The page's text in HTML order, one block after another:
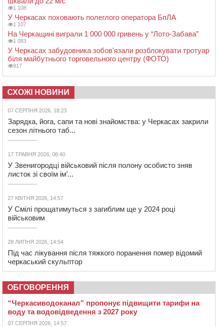
1 108
У Черкасах поховають полеглого оператора БпЛА
1 107
На Черкащині виграли 1 000 000 гривень у “Лото-Забава”
1 083
У Черкасах забудовника зобов’язали розблокувати тротуар
біля майбутнього торговельного центру (ФОТО)
917
СХОЖІ НОВИНИ
07 СЕРПНЯ 2026, 18:23
Зарядка, йога, сапи та нові знайомства: у Черкасах закрили
сезон літнього таб...
17 ТРАВНЯ 2026, 08:40
У Звенигородці військовий після полону особисто зняв
листок зі своїм ім’...
27 КВІТНЯ 2026, 14:57
У Смілі прощатимуться з загиблим ще у 2024 році
військовим
28 ЛИПНЯ 2026, 14:54
Під час лікування після тяжкого поранення помер відомий
черкаський скульптор
ОБГОВОРЕННЯ
“Черкасиводоканал” пропонує підвищити тарифи на
воду та водовідведення з 2027 року
07 СЕРПНЯ 2026, 14:57